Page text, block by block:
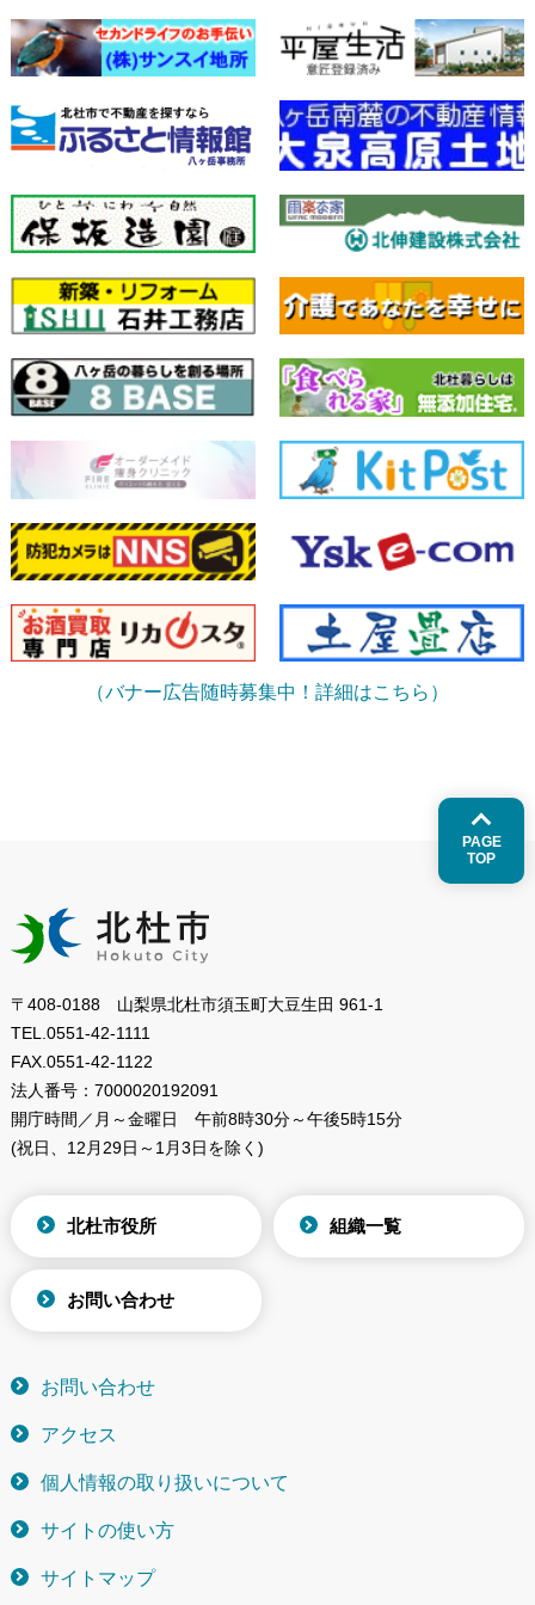
（バナー広告随時募集中！詳細はこちら）
PAGE
TOP
〒408-0188 山梨県北杜市須玉町大豆生田 961-1
TEL. 0551-42-1111
FAX. 0551-42-1122
法人番号： 7000020192091
開庁時間／月～金曜日
午前8時30分～午後5時15分
(祝日、12月29日～1月3日を除く)
北杜市役所 組織一覧
お問い合わせ
お問い合わせ
アクセス
個人情報の取り扱いについて
サイトの使い方
サイトマップ